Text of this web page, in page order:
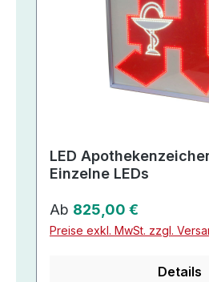
LED
Einzelne LEDs
Regulärer Preis:
Ab 825,00 €
Preise exkl. MwSt. zzgl.
Details